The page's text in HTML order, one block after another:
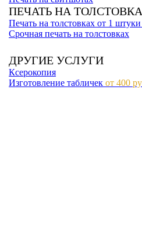
ПЕЧАТЬ НА
Печать на толстовках от 1 штуки
Срочная печать на толстовках
ДРУГИЕ УСЛУГИ
Ксерокопия
Изготовление табличек от 400